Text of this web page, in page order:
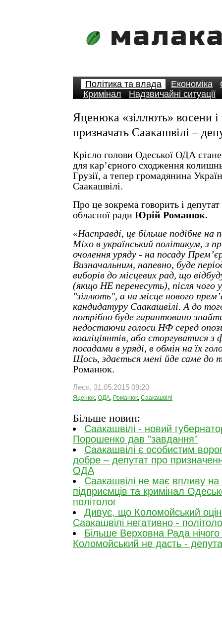
Політика та влада Економіка
Кримінал
Надзвичайні ситуації
Яценюка «зіллють» восени і
призначать Саакашвілі –
Крісло голови Одеської ОДА
для кар’єрного сходження
Грузії, а тепер громадянина
Саакашвілі.
Про це зокрема говорить і
обласної ради Юрій Романюк.
«Насправді, це більше подібне на
Міхо в український політикум, з
очолення уряду - на посаду Прем’
Визначальним, напевно, буде
виборів до місцевих рад, що
(якщо НЕ перенесуть), після чого
"зіллють", а на місце нового
кандидатуру Саакашвілі. А до
потрібно буде гарантовано
недостаючи голоси НФ серед
коаліціянтів, або сторгуватися
посадами в уряді, в обмін на їх
Щось, здається мені йде саме до
Романюк.
Леся, 31.05.2015 09:20
Яценюк, ОДА, Романюк, Саакашвілі
Більше новин:
Саакашвілі - новий
Порошенко дав "завдання"
Саакашвілі є особистим
добре – депутат про
ОДА
Саакашвілі не має впливу на
підприємців та кримінал
політолог
Дивує, що Коломойський
Саакашвілі негативно -
Більше Верховна Рада
Коломойський не дасть -